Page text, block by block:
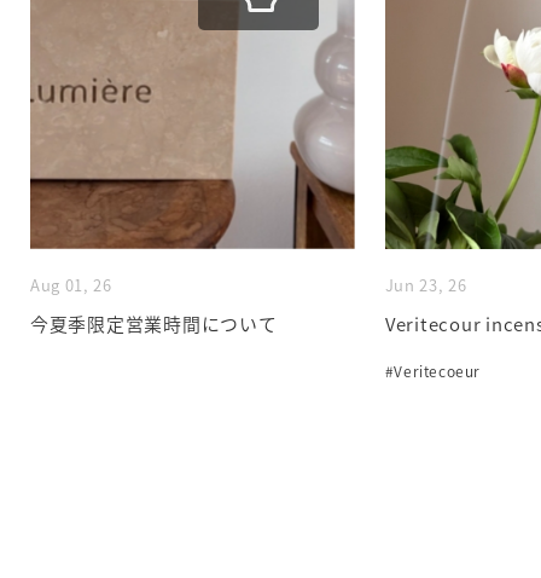
Aug 01, 26
今夏季限定営業時間について
Jun 23, 26
Veritecour
#Veritecoeur